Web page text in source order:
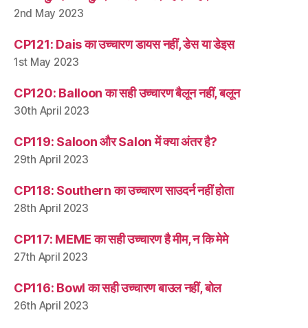
2nd May 2023
CP121: Dais का उच्चारण डायस नहीं, डेस या डेइस
1st May 2023
CP120: Balloon का सही उच्चारण बैलून नहीं, बलून
30th April 2023
CP119: Saloon और Salon में क्या अंतर है?
29th April 2023
CP118: Southern का उच्चारण साउदर्न नहीं होता
28th April 2023
CP117: MEME का सही उच्चारण है मीम, न कि मेमे
27th April 2023
CP116: Bowl का सही उच्चारण बाउल नहीं, बोल
26th April 2023